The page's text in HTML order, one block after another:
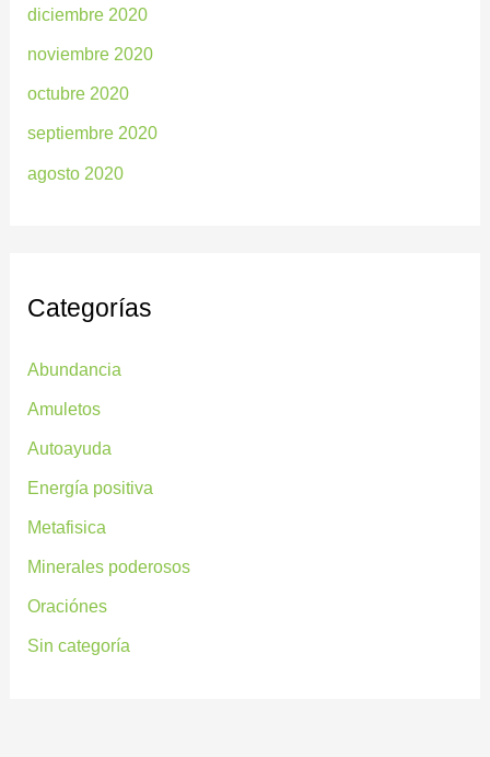
diciembre 2020
noviembre 2020
octubre 2020
septiembre 2020
agosto 2020
Categorías
Abundancia
Amuletos
Autoayuda
Energía positiva
Metafisica
Minerales poderosos
Oraciónes
Sin categoría